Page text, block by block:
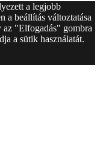
a legjobb
a beállítás változtatása
az "Elfogadás" gombra
a sütik használatát.